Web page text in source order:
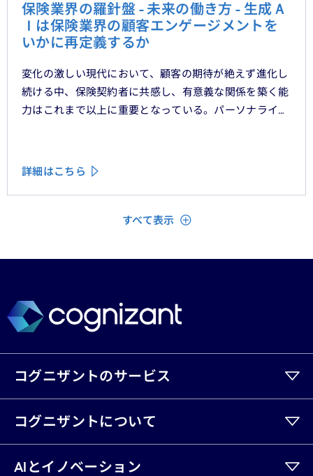
保険業界の羅針盤 - 未来の働き方 - 生成Ａ
Ｉは保険業界の顧客エンゲージメントを
いかに再定義するか
変化の激しい現代において、顧客の期待が絶えず進化し
続ける中、保険契約者に共感し、有意義な関係を築く能
力はこれまで以上に重要となっている。パーソナライ
いる」「理解されている」と顧客に感じてもらうため
詳細はこちら
すべて表示 閉じる
コグニザントのサービス
コグニザントについて
AIとイノベーション